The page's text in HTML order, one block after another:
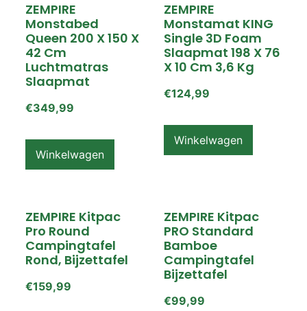
ZEMPIRE
Monstabed
Queen 200 X 150 X
42 Cm
Luchtmatras
Slaapmat
€349,99
Winkelwagen
ZEMPIRE
Monstamat KING
Single 3D Foam
Slaapmat 198 X 76
X 10 Cm 3,6 Kg
€124,99
Winkelwagen
ZEMPIRE Kitpac
Pro Round
Campingtafel
Rond, Bijzettafel
€159,99
ZEMPIRE Kitpac
PRO Standard
Bamboe
Campingtafel
Bijzettafel
€99,99